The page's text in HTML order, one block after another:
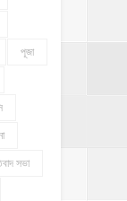
পূজা
সভা